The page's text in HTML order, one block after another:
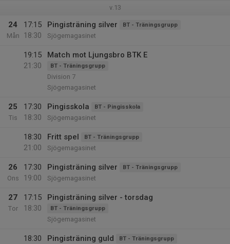
v.13
24
Mån
17:15
18:30
Pingisträning silver BT - Träningsgrupp
Sjögemagasinet
19:15
21:30
Match mot Ljungsbro BTK E
BT - Träningsgrupp
Division 7
Sjögemagasinet
25
Tis
17:30
18:30
Pingisskola BT - Pingisskola
Sjögemagasinet
18:30
21:00
Fritt spel BT - Träningsgrupp
Sjögemagasinet
26
Ons
17:30
19:00
Pingisträning silver BT - Träningsgrupp
Sjögemagasinet
27
Tor
17:15
18:30
Pingisträning silver - torsdag
BT - Träningsgrupp
Sjögemagasinet
18:30
Pingisträning guld BT - Träningsgrupp